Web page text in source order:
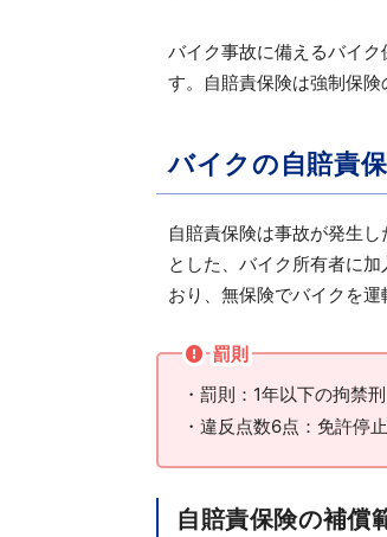
バイク事故に備えるバイ
す。自賠責保険は強制保険
バイクの自賠責
自賠責保険は事故が発生
とした、バイク所有者に
おり、無保険でバイクを運
罰則
・罰則：1年以下の拘禁
・違反点数6点：免許停止
自賠責保険の補償